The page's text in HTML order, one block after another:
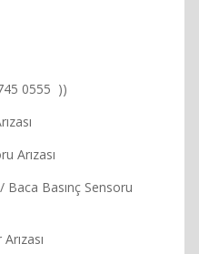
0555 ))
Arızası
Basınç Sensoru